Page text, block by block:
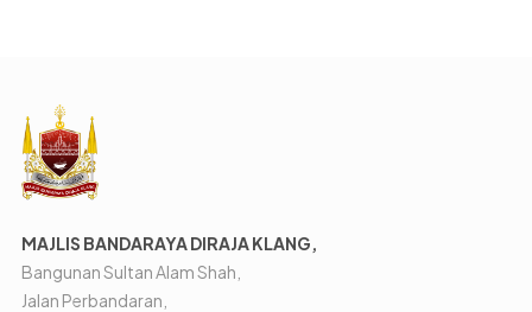
MAJLIS BANDARAYA DIRAJA KLANG,
Bangunan Sultan Alam Shah,
Jalan Perbandaran,